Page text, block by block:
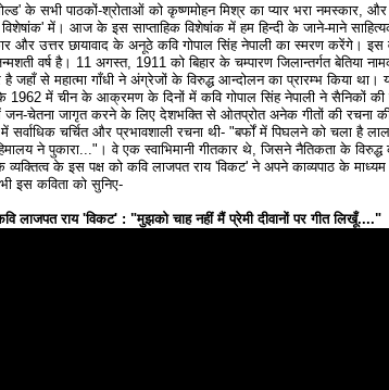
के सभी पाठकों-श्रोताओं को कृष्णमोहन मिश्र का प्यार भरा नमस्कार,
विशेषांक' में। आज के इस साप्ताहिक विशेषांक में हम हिन्दी के जाने-माने
और उत्तर छायावाद के अनूठे कवि गोपाल सिंह नेपाली का स्मरण करेंगे। इस
वर्ष है। 11 अगस्त, 1911 को बिहार के चम्पारण जिलान्तर्गत बेतिया
है जहाँ से महात्मा गाँधी ने अंग्रेजों के विरुद्ध आन्दोलन का प्रारम्भ किया था।
1962 में चीन के आक्रमण के दिनों में कवि गोपाल सिंह नेपाली ने सैनिकों
जन-चेतना जागृत करने के लिए देशभक्ति से ओतप्रोत अनेक गीतों की रचना
सर्वाधिक चर्चित और प्रभावशाली रचना थी- "बर्फों में पिघलने को चला है
ने पुकारा..."। वे एक स्वाभिमानी गीतकार थे, जिसने नैतिकता के विरुद्ध
के इस पक्ष को कवि लाजपत राय 'विकट' ने अपने काव्यपाठ के
इस कविता को सुनिए-
लाजपत राय 'विकट' : "मुझको चाह नहीं मैं प्रेमी दीवानों पर गीत लिखूँ...."